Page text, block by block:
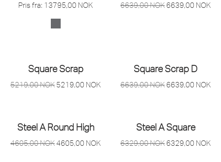
Pris fra: 13795,00 NOK 6639,00NOK 6639,00 NOK
Square Scrap
5219,00NOK 5219,00 NOK
Square Scrap D
6639,00NOK 6639,00 NOK
Steel A Round High
4605,00NOK4605,00 NOK
Steel A Square
6329,00NOK 6329,00 NOK